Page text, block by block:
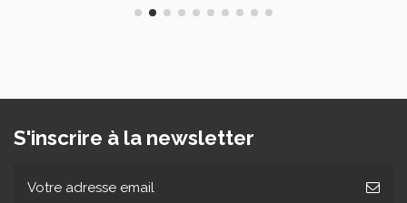
S'inscrire à la newsletter